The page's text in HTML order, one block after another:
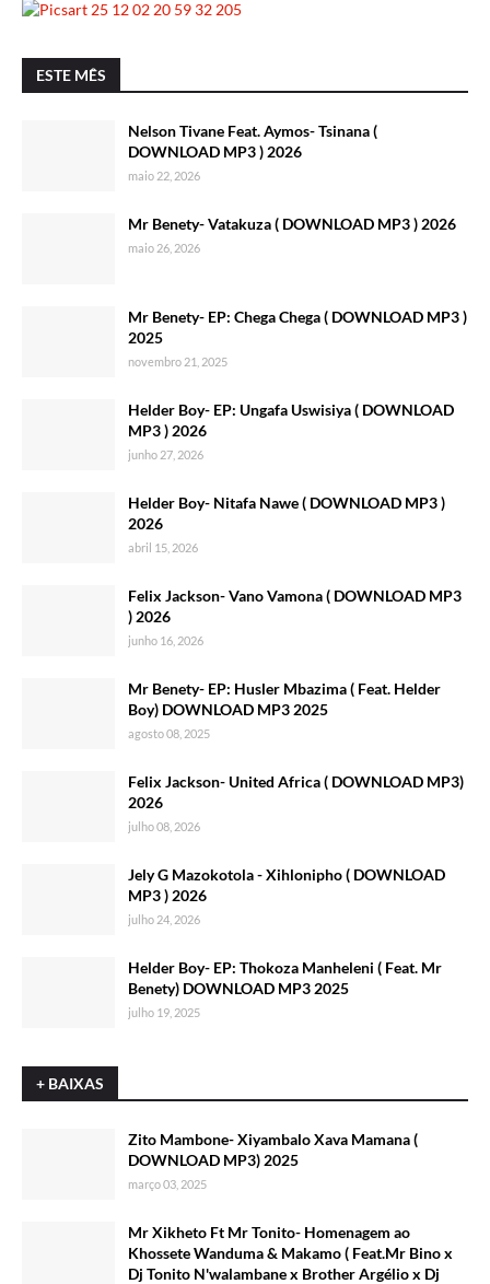
ESTE MÊS
Nelson Tivane Feat. Aymos- Tsinana (
DOWNLOAD MP3 ) 2026
maio 22, 2026
Mr Benety- Vatakuza ( DOWNLOAD MP3 ) 2026
maio 26, 2026
Mr Benety- EP: Chega Chega ( DOWNLOAD MP3 )
2025
novembro 21, 2025
Helder Boy- EP: Ungafa Uswisiya ( DOWNLOAD
MP3 ) 2026
junho 27, 2026
Helder Boy- Nitafa Nawe ( DOWNLOAD MP3 )
2026
abril 15, 2026
Felix Jackson- Vano Vamona ( DOWNLOAD MP3
) 2026
junho 16, 2026
Mr Benety- EP: Husler Mbazima ( Feat. Helder
Boy) DOWNLOAD MP3 2025
agosto 08, 2025
Felix Jackson- United Africa ( DOWNLOAD MP3)
2026
julho 08, 2026
Jely G Mazokotola - Xihlonipho ( DOWNLOAD
MP3 ) 2026
julho 24, 2026
Helder Boy- EP: Thokoza Manheleni ( Feat. Mr
Benety) DOWNLOAD MP3 2025
julho 19, 2025
+ BAIXAS
Zito Mambone- Xiyambalo Xava Mamana (
DOWNLOAD MP3) 2025
março 03, 2025
Mr Xikheto Ft Mr Tonito- Homenagem ao
Khossete Wanduma & Makamo ( Feat.Mr Bino x
Dj Tonito N'walambane x Brother Argélio x Dj